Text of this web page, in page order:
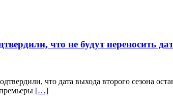
что не будут переносить
что дата выхода второго сезона
[…]